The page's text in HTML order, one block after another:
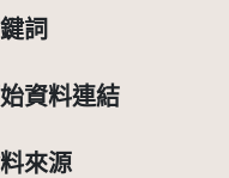
詞
資料連結
來源